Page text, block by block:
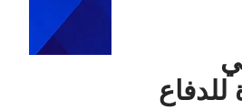
للدفاع